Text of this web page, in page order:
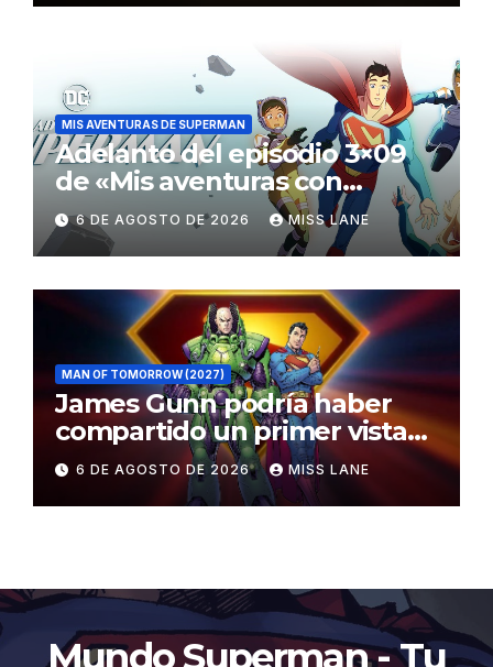
MIS AVENTURAS DE SUPERMAN
Adelanto del episodio 3×09
de «Mis aventuras con
Superman»
6 DE AGOSTO DE 2026 MISS LANE
MAN OF TOMORROW (2027)
James Gunn podría haber
compartido un primer vistazo
al traje de Brainiac
6 DE AGOSTO DE 2026 MISS LANE
Mundo Superman - Tu